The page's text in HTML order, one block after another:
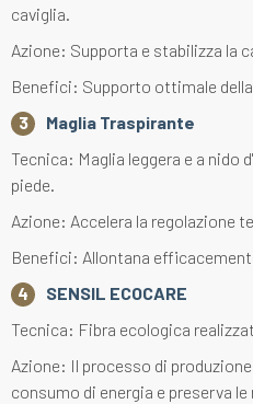
caviglia.
Azione: Supporta e stabilizza la
Benefici: Supporto ottimale
Maglia Traspirante
Tecnica: Maglia leggera e a nido
piede.
Azione: Accelera la regolazione
Benefici: Allontana
SENSIL ECOCARE
Tecnica: Fibra ecologica
Azione: Il processo di
consumo di energia e preserva